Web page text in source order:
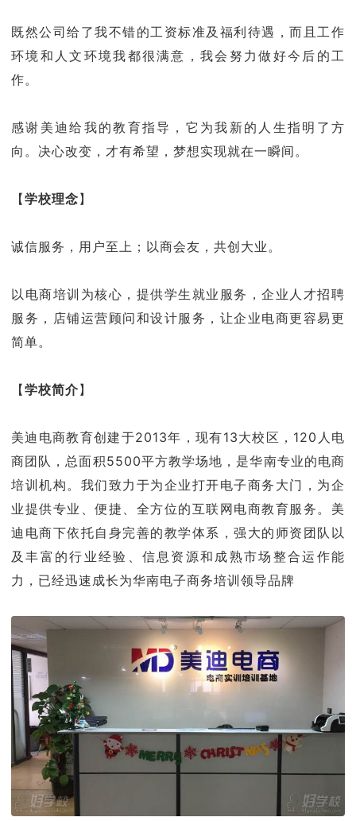
既然公司给了我不错的工资标准及福利待遇，而且工作
环境和人文环境我都很满意，我会努力做好今后的工
作。
感谢美迪给我的教育指导，它为我新的人生指明了方
向。决心改变，才有希望，梦想实现就在一瞬间。
【学校理念】
诚信服务，用户至上；以商会友，共创大业。
以电商培训为核心，提供学生就业服务，企业人才招聘
服务，店铺运营顾问和设计服务，让企业电商更容易更
简单。
【学校简介】
美迪电商教育创建于2013年，现有13大校区，120人电
商团队，总面积5500平方教学场地，是华南专业的电商
培训机构。我们致力于为企业打开电子商务大门，为企
业提供专业、便捷、全方位的互联网电商教育服务。美
迪电商下依托自身完善的教学体系，强大的师资团队以
及丰富的行业经验、信息资源和成熟市场整合运作能
力，已经迅速成长为华南电子商务培训领导品牌